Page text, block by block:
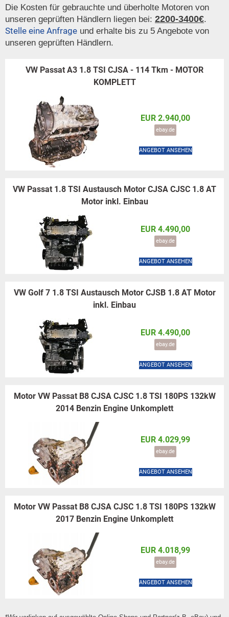
Die Kosten für gebrauchte und überholte Motoren von
unseren geprüften Händlern liegen bei: 2200-3400€.
Stelle eine Anfrage und erhalte bis zu 5 Angebote von
unseren geprüften Händlern.
VW Passat A3 1.8 TSI CJSA - 114 Tkm - MOTOR
KOMPLETT
EUR 2.940,00
ebay.de
ANGEBOT ANSEHEN
VW Passat 1.8 TSI Austausch Motor CJSA CJSC 1.8 AT
Motor inkl. Einbau
EUR 4.490,00
ebay.de
ANGEBOT ANSEHEN
VW Golf 7 1.8 TSI Austausch Motor CJSB 1.8 AT Motor
inkl. Einbau
EUR 4.490,00
ebay.de
ANGEBOT ANSEHEN
Motor VW Passat B8 CJSA CJSC 1.8 TSI 180PS 132kW
2014 Benzin Engine Unkomplett
EUR 4.029,99
ebay.de
ANGEBOT ANSEHEN
Motor VW Passat B8 CJSA CJSC 1.8 TSI 180PS 132kW
2017 Benzin Engine Unkomplett
EUR 4.018,99
ebay.de
ANGEBOT ANSEHEN